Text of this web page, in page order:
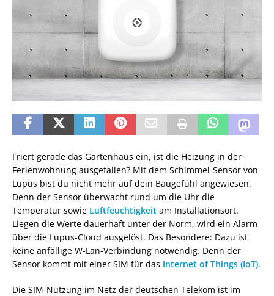
Friert gerade das Gartenhaus ein, ist die Heizung in der
Ferienwohnung ausgefallen? Mit dem Schimmel-Sensor von
Lupus bist du nicht mehr auf dein Baugefühl angewiesen.
Denn der Sensor überwacht rund um die Uhr die
Temperatur sowie Luftfeuchtigkeit am Installationsort.
Liegen die Werte dauerhaft unter der Norm, wird ein Alarm
über die Lupus-Cloud ausgelöst. Das Besondere: Dazu ist
keine anfällige W-Lan-Verbindung notwendig. Denn der
Sensor kommt mit einer SIM für das Internet of Things (IoT).
Die SIM-Nutzung im Netz der deutschen Telekom ist im